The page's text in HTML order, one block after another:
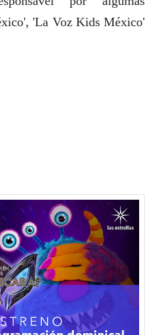
'La Voz Kids México'